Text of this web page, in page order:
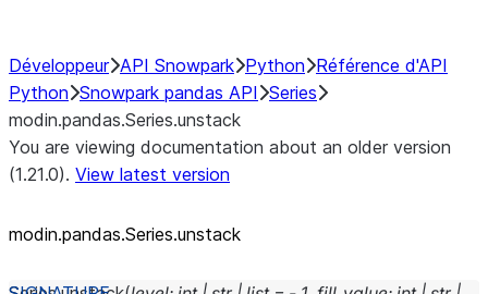
Développeur API Snowpark Python Référence d'API
Python Snowpark pandas API Series
modin.pandas.Series.unstack
You are viewing documentation about an older version
(1.21.0). View latest version
modin.pandas.Series.unstack